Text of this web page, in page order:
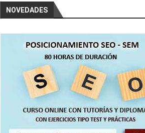
NOVEDADES